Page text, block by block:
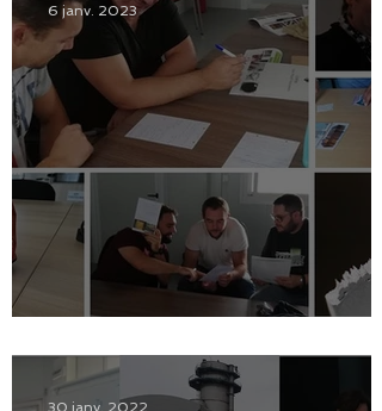
6 janv. 2023
30 janv. 2022